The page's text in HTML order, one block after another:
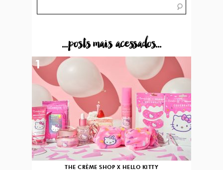
...posts mais acessados...
THE CRÈME SHOP X HELLO KITTY
1